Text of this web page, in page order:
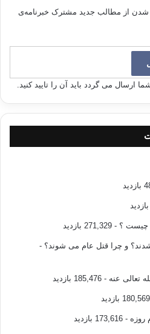
شدن از مطالب جدید مشترک خبرنامه‌ی
ارسال می گردد باید آن را تایید کنید.
چیست ؟ - 271,329 بازدید
و چرا قتل عام می شوند؟ -
تعالی عنه - 185,476 بازدید
روزه - 173,616 بازدید